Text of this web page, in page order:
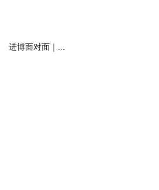
进博面对面｜...